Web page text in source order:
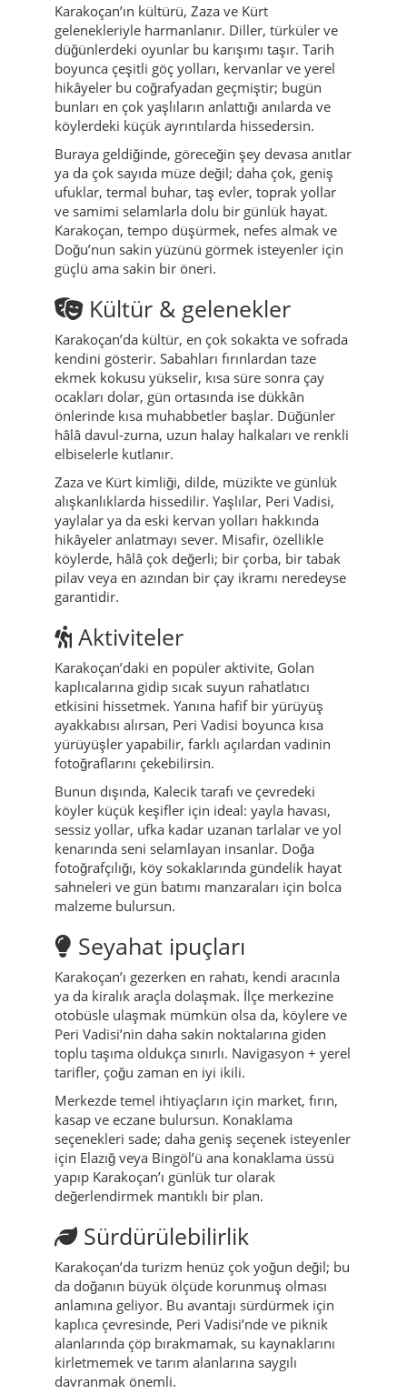
Karakoçan’ın kültürü, Zaza ve Kürt
gelenekleriyle harmanlanır. Diller, türküler ve
düğünlerdeki oyunlar bu karışımı taşır. Tarih
boyunca çeşitli göç yolları, kervanlar ve yerel
hikâyeler bu coğrafyadan geçmiştir; bugün
bunları en çok yaşlıların anlattığı anılarda ve
köylerdeki küçük ayrıntılarda hissedersin.
Buraya geldiğinde, göreceğin şey devasa anıtlar
ya da çok sayıda müze değil; daha çok, geniş
ufuklar, termal buhar, taş evler, toprak yollar
ve samimi selamlarla dolu bir günlük hayat.
Karakoçan, tempo düşürmek, nefes almak ve
Doğu’nun sakin yüzünü görmek isteyenler için
güçlü ama sakin bir öneri.
Kültür & gelenekler
Karakoçan’da kültür, en çok sokakta ve sofrada
kendini gösterir. Sabahları fırınlardan taze
ekmek kokusu yükselir, kısa süre sonra çay
ocakları dolar, gün ortasında ise dükkân
önlerinde kısa muhabbetler başlar. Düğünler
hâlâ davul-zurna, uzun halay halkaları ve renkli
elbiselerle kutlanır.
Zaza ve Kürt kimliği, dilde, müzikte ve günlük
alışkanlıklarda hissedilir. Yaşlılar, Peri Vadisi,
yaylalar ya da eski kervan yolları hakkında
hikâyeler anlatmayı sever. Misafir, özellikle
köylerde, hâlâ çok değerli; bir çorba, bir tabak
pilav veya en azından bir çay ikramı neredeyse
garantidir.
Aktiviteler
Karakoçan’daki en popüler aktivite, Golan
kaplıcalarına gidip sıcak suyun rahatlatıcı
etkisini hissetmek. Yanına hafif bir yürüyüş
ayakkabısı alırsan, Peri Vadisi boyunca kısa
yürüyüşler yapabilir, farklı açılardan vadinin
fotoğraflarını çekebilirsin.
Bunun dışında, Kalecik tarafı ve çevredeki
köyler küçük keşifler için ideal: yayla havası,
sessiz yollar, ufka kadar uzanan tarlalar ve yol
kenarında seni selamlayan insanlar. Doğa
fotoğrafçılığı, köy sokaklarında gündelik hayat
sahneleri ve gün batımı manzaraları için bolca
malzeme bulursun.
Seyahat ipuçları
Karakoçan’ı gezerken en rahatı, kendi aracınla
ya da kiralık araçla dolaşmak. İlçe merkezine
otobüsle ulaşmak mümkün olsa da, köylere ve
Peri Vadisi’nin daha sakin noktalarına giden
toplu taşıma oldukça sınırlı. Navigasyon + yerel
tarifler, çoğu zaman en iyi ikili.
Merkezde temel ihtiyaçların için market, fırın,
kasap ve eczane bulursun. Konaklama
seçenekleri sade; daha geniş seçenek isteyenler
için Elazığ veya Bingöl’ü ana konaklama üssü
yapıp Karakoçan’ı günlük tur olarak
değerlendirmek mantıklı bir plan.
Sürdürülebilirlik
Karakoçan’da turizm henüz çok yoğun değil; bu
da doğanın büyük ölçüde korunmuş olması
anlamına geliyor. Bu avantajı sürdürmek için
kaplıca çevresinde, Peri Vadisi’nde ve piknik
alanlarında çöp bırakmamak, su kaynaklarını
kirletmemek ve tarım alanlarına saygılı
davranmak önemli.